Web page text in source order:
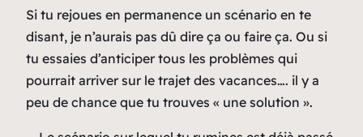
Si tu rejoues en permanence un scénario en te
disant, je n’aurais pas dû dire ça ou faire ça. Ou si
tu essaies d’anticiper tous les problèmes qui
pourrait arriver sur le trajet des vacances…. il y a
peu de chance que tu trouves « une solution ».